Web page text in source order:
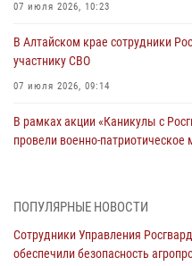
07 июля 2026, 10:23
В Алтайском крае сотрудники
участнику СВО
07 июля 2026, 09:14
В рамках акции «Каникулы с
провели военно-патриотическое
акции «Коробка храбрости»
ПОПУЛЯРНЫЕ НОВОСТИ
Сотрудники Управления
обеспечили безопасность